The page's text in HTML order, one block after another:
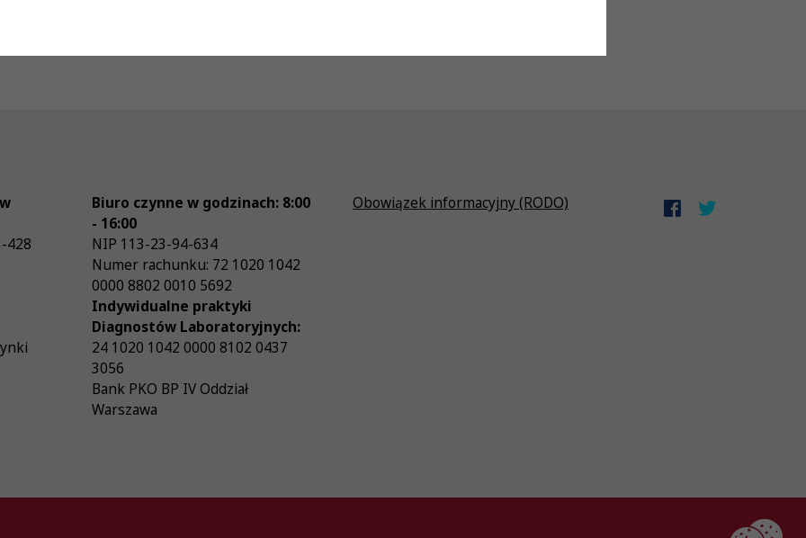
428
Biuro czynne w godzinach: 8:00
- 16:00
NIP 113-23-94-634
Numer rachunku: 72 1020 1042
0000 8802 0010 5692
Indywidualne praktyki
Diagnostów Laboratoryjnych:
24 1020 1042 0000 8102 0437
3056
Bank PKO BP IV Oddział
Warszawa
Obowiązek informacyjny (RODO)